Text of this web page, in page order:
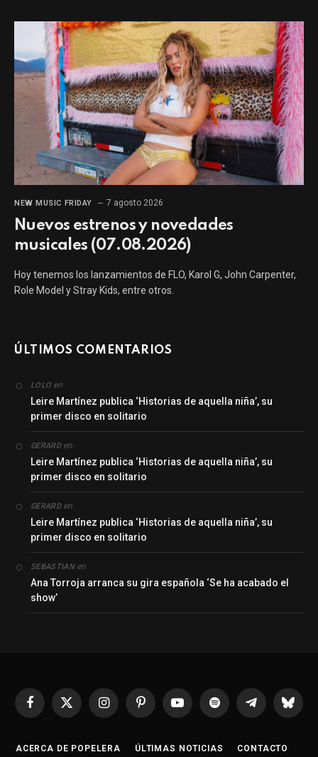
NEW MUSIC FRIDAY 7 agosto 2026
Nuevos estrenos y novedades
musicales (07.08.2026)
Hoy tenemos los lanzamientos de FLO, Karol G, John Carpenter,
Role Model y Stray Kids, entre otros.
ÚLTIMOS COMENTARIOS
LOLO en
Leire Martínez publica ‘Historias de aquella niña’, su
primer disco en solitario
GERARDen
Leire Martínez publica ‘Historias de aquella niña’, su
primer disco en solitario
GERARDen
Leire Martínez publica ‘Historias de aquella niña’, su
primer disco en solitario
SEBASTIANen
Ana Torroja arranca su gira española ‘Se ha acabado el
show’
Facebook
X
InstagramPinterestYouTubeSpotify Telegrama
ACERCA DE POPELERA ÚLTIMAS NOTICIAS CONTACTO